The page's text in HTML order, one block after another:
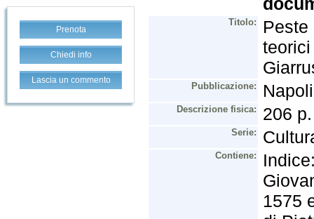
Prenota
Chiedi info
Lascia un commento